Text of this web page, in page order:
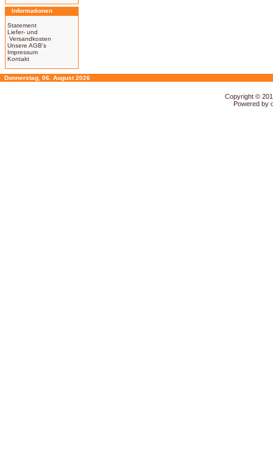
Informationen
Statement
Liefer- und
Versandkosten
Unsere AGB's
Impressum
Kontakt
Donnerstag, 06. August 2026
Copyright ©
Powered by